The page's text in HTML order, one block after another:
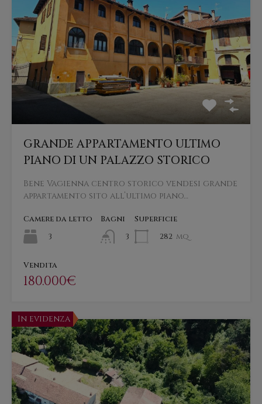
GRANDE APPARTAMENTO ULTIMO
PIANO DI UN PALAZZO STORICO
Bene Vagienna centro storico vendesi grande
appartamento sito all’ultimo piano…
Camere da letto
3
Bagni
3
Superficie
282 mq
Vendita
180.000€
In evidenza